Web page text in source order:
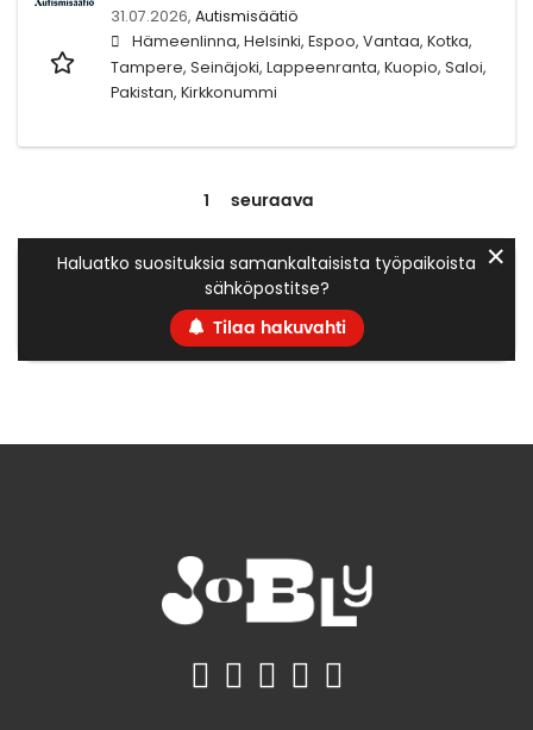
31.07.2026, Autismisäätiö
Hämeenlinna, Helsinki, Espoo, Vantaa, Kotka,
Tampere, Seinäjoki, Lappeenranta, Kuopio, Saloi,
Pakistan, Kirkkonummi
1 seuraava
Haluatko suosituksia samankaltaisista työpaikoista
sähköpostitse?
Tilaa hakuvahti
✕